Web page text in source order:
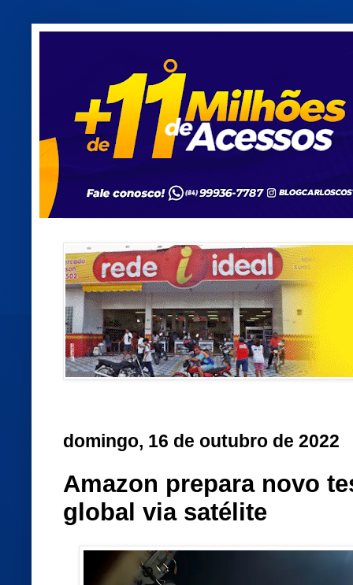
domingo, 16 de outubro de 2022
Amazon prepara novo
global via satélite